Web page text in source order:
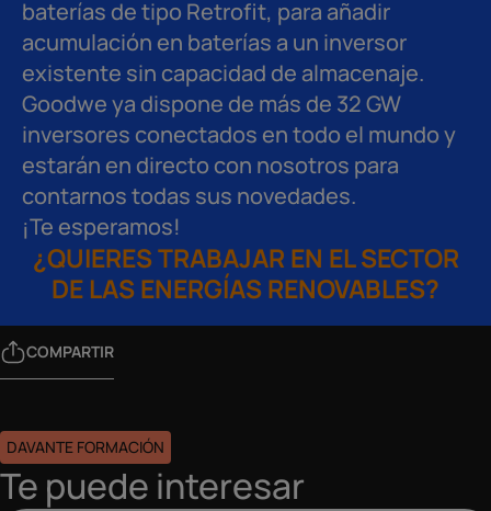
baterías de tipo Retrofit, para añadir
acumulación en baterías a un inversor
existente sin capacidad de almacenaje.
Goodwe ya dispone de más de 32 GW
inversores conectados en todo el mundo y
estarán en directo con nosotros para
contarnos todas sus novedades.
¡Te esperamos!
¿QUIERES TRABAJAR EN EL SECTOR
DE LAS ENERGÍAS RENOVABLES?
COMPARTIR
DAVANTE FORMACIÓN
Te puede interesar